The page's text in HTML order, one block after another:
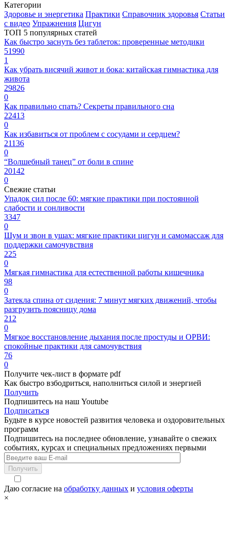
Категории
Здоровье и энергетика Практики Справочник здоровья Статьи
с видео Упражнения Цигун
ТОП 5 популярных статей
Как быстро заснуть без таблеток: проверенные методики
51990
1
Как убрать висячий живот и бока: китайская гимнастика для
живота
29826
0
Как правильно спать? Секреты правильного сна
22413
0
Как избавиться от проблем с сосудами и сердцем?
21136
0
“Волшебный танец” от боли в спине
20142
0
Свежие статьи
Упадок сил после 60: мягкие практики при постоянной
слабости и сонливости
3347
0
Шум и звон в ушах: мягкие практики цигун и самомассаж для
поддержки самочувствия
225
0
Мягкая гимнастика для естественной работы кишечника
98
0
Затекла спина от сидения: 7 минут мягких движений, чтобы
разгрузить поясницу дома
212
0
Мягкое восстановление дыхания после простуды и ОРВИ:
спокойные практики для самочувствия
76
0
Получите чек-лист в формате pdf
Как быстро взбодриться, наполниться силой и энергией
Получить
Подпишитесь на наш Youtube
Подписаться
Будьте в курсе новостей развития человека и оздоровительных
программ
Подпишитесь на последнее обновление, узнавайте о свежих
событиях, курсах и специальных предложениях первыми
Получить
Даю согласие на обработку данных и условия оферты
×